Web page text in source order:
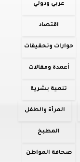
عربي ودولي
اقتصاد
حوارات وتحقيقات
أعمدة ومقالات
تنمية بشرية
المرأة والطفل
المطبخ
صحافة المواطن